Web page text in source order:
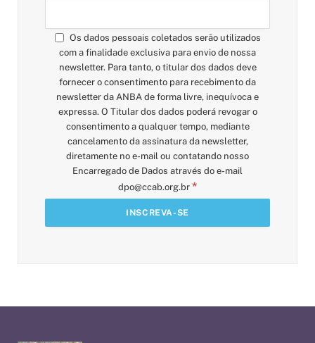
Os dados pessoais coletados serão utilizados
com a finalidade exclusiva para envio de nossa
newsletter. Para tanto, o titular dos dados deve
fornecer o consentimento para recebimento da
newsletter da ANBA de forma livre, inequívoca e
expressa. O Titular dos dados poderá revogar o
consentimento a qualquer tempo, mediante
cancelamento da assinatura da newsletter,
diretamente no e-mail ou contatando nosso
Encarregado de Dados através do e-mail
dpo@ccab.org.br *